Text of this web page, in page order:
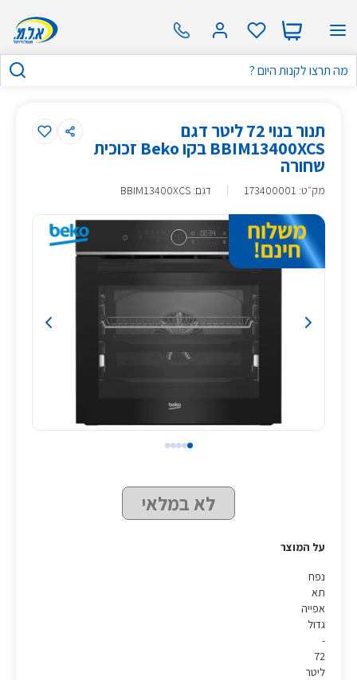
תנור בנוי 72 ליטר דגם
BBIM13400XCS בקו Beko זכוכית
שחורה
מק״ט:
173400001 דגם: BBIM13400XCS
לא במלאי
על המוצר
נפח
תא
אפייה
גדול
-
72
ליטר